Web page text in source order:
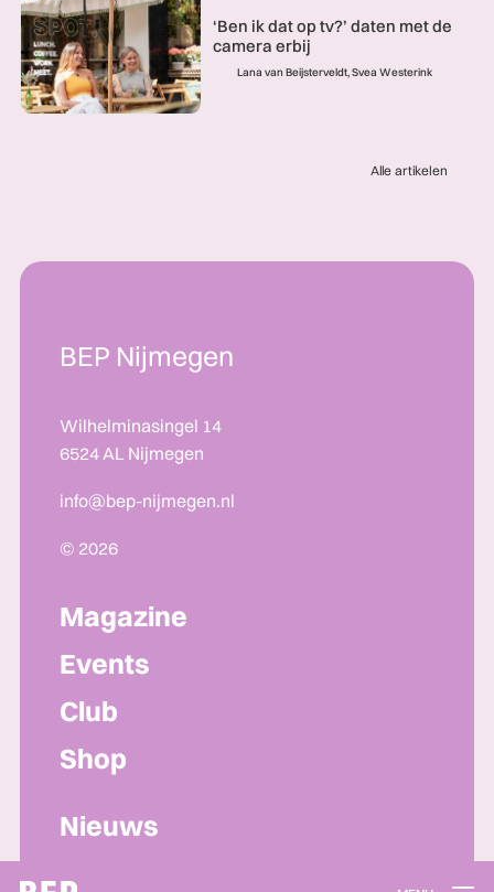
‘Ben ik dat op tv?’ daten met de
camera erbij
Lana van Beijsterveldt, Svea Westerink
Alle artikelen
BEP Nijmegen
Wilhelminasingel 14
6524 AL Nijmegen
info@bep-nijmegen.nl
© 2026
Magazine
Events
Club
Shop
Nieuws
Lidmaatschap